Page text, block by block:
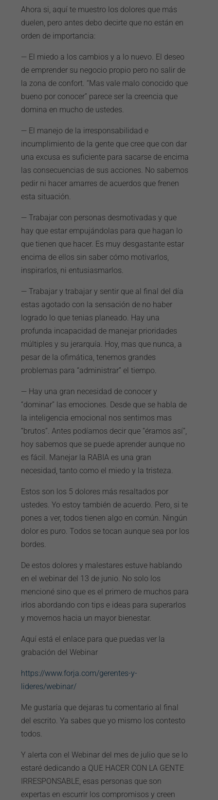
Ahora si, aquí te muestro los dolores que más
duelen, pero antes debo decirte que no están en
orden de importancia:
— El miedo a los cambios y a lo nuevo. El deseo
de emprender su negocio propio pero no salir de
la zona de confort. “Mas vale malo conocido que
bueno por conocer” parece ser la creencia que
domina en mucho de ustedes.
— El manejo de la irresponsabilidad e
incumplimiento de la gente que cree que con dar
una excusa es suficiente para sacarse de encima
las consecuencias de sus acciones. No sabemos
pedir ni hacer amarres de acuerdos que frenen
esta situación.
— Trabajar con personas desmotivadas y que
hay que estar empujándolas para que hagan lo
que tienen que hacer. Es muy desgastante estar
encima de ellos sin saber cómo motivarlos,
inspirarlos, ni entusiasmarlos.
— Trabajar y trabajar y sentir que al final del día
estas agotado con la sensación de no haber
logrado lo que tenias planeado. Hay una
profunda incapacidad de manejar prioridades
múltiples y su jerarquía. Hoy, mas que nunca, a
pesar de la ofimática, tenemos grandes
problemas para “administrar” el tiempo.
— Hay una gran necesidad de conocer y
“dominar” las emociones. Desde que se habla de
la inteligencia emocional nos sentimos mas
“brutos”. Antes podíamos decir que “éramos así”,
hoy sabemos que se puede aprender aunque no
es fácil. Manejar la RABIA es una gran
necesidad, tanto como el miedo y la tristeza.
Estos son los 5 dolores más resaltados por
ustedes. Yo estoy también de acuerdo. Pero, si te
pones a ver, todos tienen algo en común. Ningún
dolor es puro. Todos se tocan aunque sea por los
bordes.
De estos dolores y malestares estuve hablando
en el webinar del 13 de junio. No solo los
mencioné sino que es el primero de muchos para
irlos abordando con tips e ideas para superarlos
y movernos hacia un mayor bienestar.
Aquí está el enlace para que puedas ver la
grabación del Webinar
https://www.forja.com/gerentes-y-
lideres/webinar/
Me gustaría que dejaras tu comentario al final
del escrito. Ya sabes que yo mismo los contesto
todos.
Y alerta con el Webinar del mes de julio que se lo
estaré dedicando a QUE HACER CON LA GENTE
IRRESPONSABLE, esas personas que son
expertas en escurrir los compromisos y creen